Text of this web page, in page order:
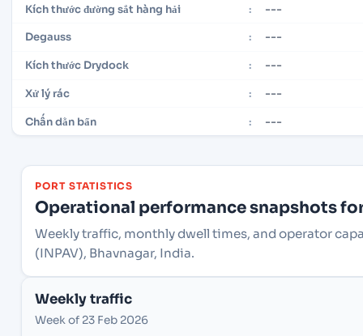
Kích thước đường sắt hàng hải : ---
Degauss : ---
Kích thước Drydock : ---
Xử lý rác : ---
Chấn dằn bẩn : ---
PORT STATISTICS
Operational performance snapshots
Weekly traffic, monthly dwell times, and operator
(INPAV), Bhavnagar, India.
Weekly traffic
Week of 23 Feb 2026